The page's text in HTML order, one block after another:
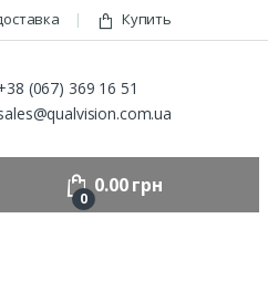
Купить
(067) 369 16 51
0
0.00грн